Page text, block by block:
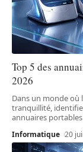
Top 5 des
2026
Dans un monde
tranquillité,
annuaires
Informatique 20